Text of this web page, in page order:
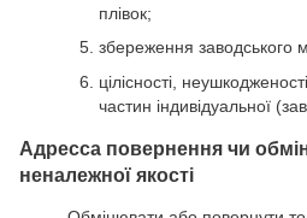
плівок;
збереження заводського
цілісності,
частин індивідуальної
Адресса повернення чи
неналежної якості